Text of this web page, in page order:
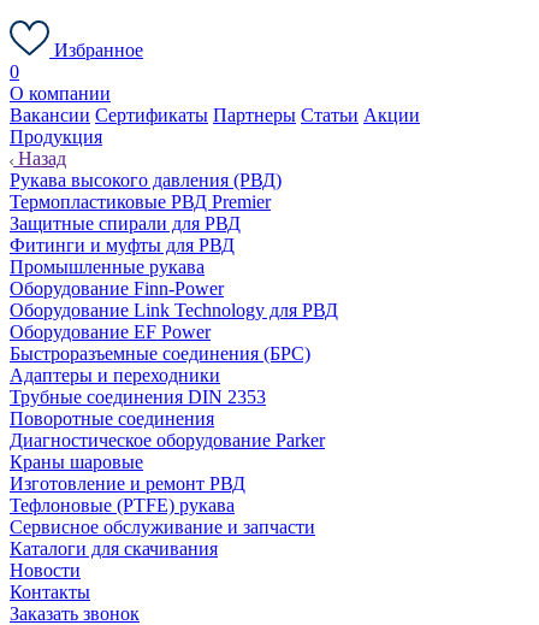
Избранное
0
О компании
Вакансии Сертификаты Партнеры Статьи Акции
Продукция
Назад
Рукава высокого давления (РВД)
Термопластиковые РВД Premier
Защитные спирали для РВД
Фитинги и муфты для РВД
Промышленные рукава
Оборудование Finn-Power
Оборудование Link Technology для РВД
Оборудование EF Power
Быстроразъемные соединения (БРС)
Адаптеры и переходники
Трубные соединения DIN 2353
Поворотные соединения
Диагностическое оборудование Parker
Краны шаровые
Изготовление и ремонт РВД
Тефлоновые (PTFE) рукава
Сервисное обслуживание и запчасти
Каталоги для скачивания
Новости
Контакты
Заказать звонок